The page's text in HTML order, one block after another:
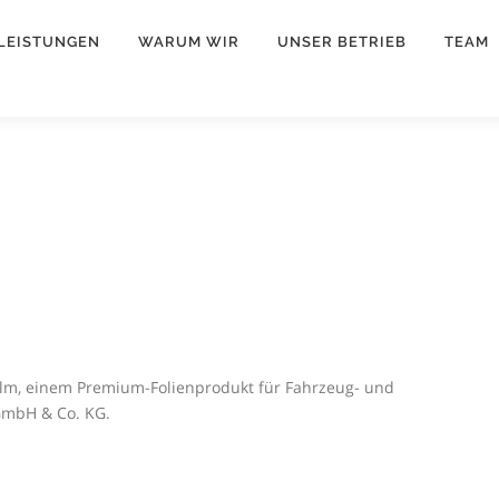
WARUM WIR UNSER BETRIEB TEAM
einem Premium-Folienprodukt für Fahrzeug- und
& Co. KG.